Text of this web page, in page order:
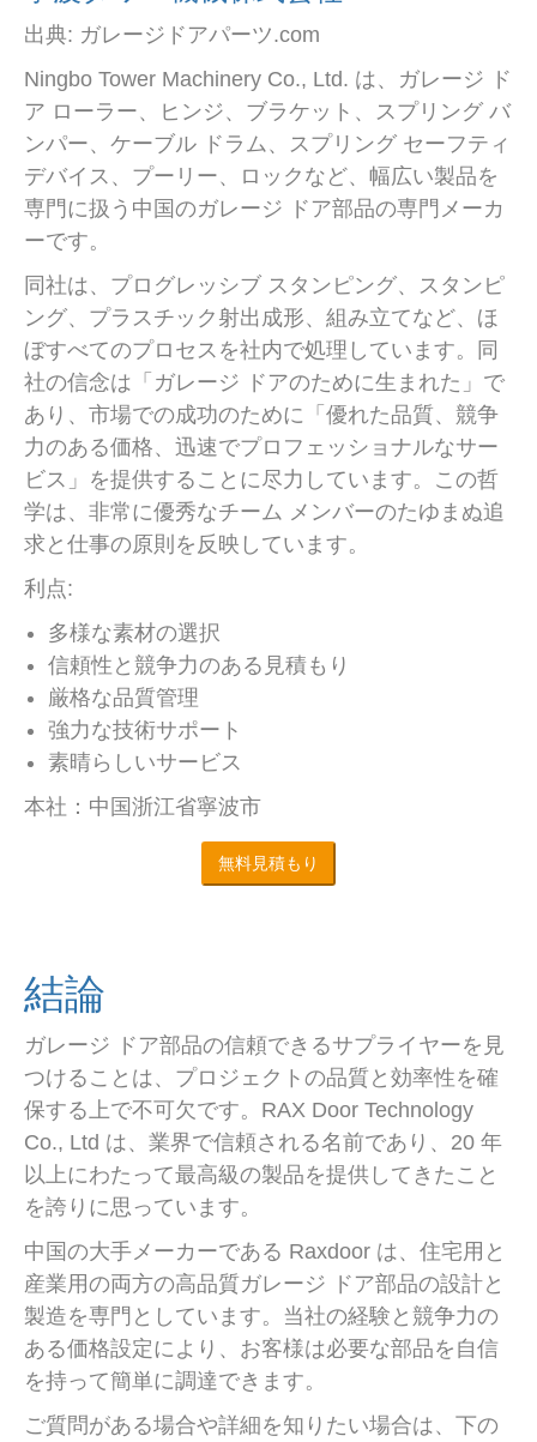
出典: ガレージドアパーツ.com
Ningbo Tower Machinery Co., Ltd. は、ガレージ ド
ア ローラー、ヒンジ、ブラケット、スプリング バ
ンパー、ケーブル ドラム、スプリング セーフティ
デバイス、プーリー、ロックなど、幅広い製品を
専門に扱う中国のガレージ ドア部品の専門メーカ
ーです。
同社は、プログレッシブ スタンピング、スタンピ
ング、プラスチック射出成形、組み立てなど、ほ
ぼすべてのプロセスを社内で処理しています。同
社の信念は「ガレージ ドアのために生まれた」で
あり、市場での成功のために「優れた品質、競争
力のある価格、迅速でプロフェッショナルなサー
ビス」を提供することに尽力しています。この哲
学は、非常に優秀なチーム メンバーのたゆまぬ追
求と仕事の原則を反映しています。
利点:
多様な素材の選択
信頼性と競争力のある見積もり
厳格な品質管理
強力な技術サポート
素晴らしいサービス
本社：中国浙江省寧波市
無料見積もり
結論
ガレージ ドア部品の信頼できるサプライヤーを見
つけることは、プロジェクトの品質と効率性を確
保する上で不可欠です。RAX Door Technology
Co., Ltd は、業界で信頼される名前であり、20 年
以上にわたって最高級の製品を提供してきたこと
を誇りに思っています。
中国の大手メーカーである Raxdoor は、住宅用と
産業用の両方の高品質ガレージ ドア部品の設計と
製造を専門としています。当社の経験と競争力の
ある価格設定により、お客様は必要な部品を自信
を持って簡単に調達できます。
ご質問がある場合や詳細を知りたい場合は、下の